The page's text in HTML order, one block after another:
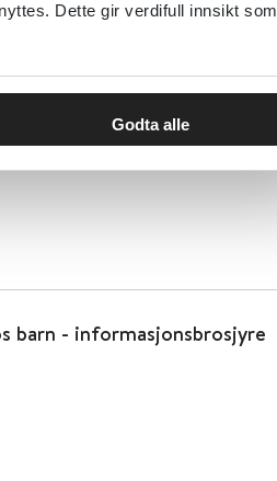
Dette gir verdifull innsikt som
Godta alle
en tverrfaglig intervensjon
oversikt
barn - informasjonsbrosjyre